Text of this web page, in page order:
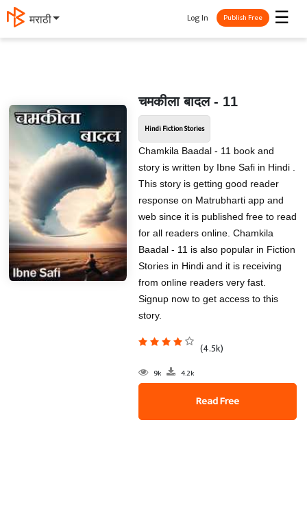
मराठी ☰
Log In Publish Free
चमकीला बादल - 11
Hindi Fiction Stories
Chamkila Baadal - 11 book and
story is written by Ibne Safi in Hindi .
This story is getting good reader
response on Matrubharti app and
web since it is published free to read
for all readers online. Chamkila
Baadal - 11 is also popular in Fiction
Stories in Hindi and it is receiving
from online readers very fast.
Signup now to get access to this
story.
(4.5k)
9k 4.2k
Read Free